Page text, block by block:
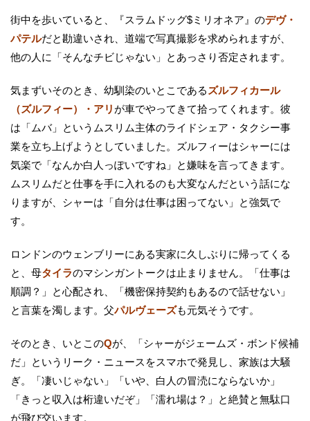
街中を歩いていると、『スラムドッグ$ミリオネア』のデヴ・
パテルだと勘違いされ、道端で写真撮影を求められますが、
他の人に「そんなチビじゃない」とあっさり否定されます。
気まずいそのとき、幼馴染のいとこである ズルフィカール
（ズルフィー）・アリ が車でやってきて拾ってくれます。彼
は「ムバ」というムスリム主体のライドシェア・タクシー事
業を立ち上げようとしていました。ズルフィーはシャーには
気楽で「なんか白人っぽいですね」と嫌味を言ってきます。
ムスリムだと仕事を手に入れるのも大変なんだという話にな
りますが、シャーは「自分は仕事は困ってない」と強気で
す。
ロンドンのウェンブリーにある実家に久しぶりに帰ってくる
と、母タイラのマシンガントークは止まりません。「仕事は
順調？」と心配され、「機密保持契約もあるので話せない」
と言葉を濁します。父パルヴェーズも元気そうです。
そのとき、いとこのQが、「シャーがジェームズ・ボンド候補
だ」というリーク・ニュースをスマホで発見し、家族は大騒
ぎ。「凄いじゃない」「いや、白人の冒涜にならないか」
「きっと収入は桁違いだぞ」「濡れ場は？」と絶賛と無駄口
が飛び交います。